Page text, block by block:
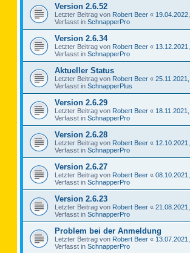
Version 2.6.52
Letzter Beitrag von Robert Beer «
Verfasst in SchnapperPro
Version 2.6.34
Letzter Beitrag von Robert Beer «
Verfasst in SchnapperPro
Aktueller Status
Letzter Beitrag von Robert Beer «
Verfasst in SchnapperPlus
Version 2.6.29
Letzter Beitrag von Robert Beer «
Verfasst in SchnapperPro
Version 2.6.28
Letzter Beitrag von Robert Beer «
Verfasst in SchnapperPro
Version 2.6.27
Letzter Beitrag von Robert Beer «
Verfasst in SchnapperPro
Version 2.6.23
Letzter Beitrag von Robert Beer «
Verfasst in SchnapperPro
Problem bei der Anmeldung
Letzter Beitrag von Robert Beer «
Verfasst in SchnapperPro